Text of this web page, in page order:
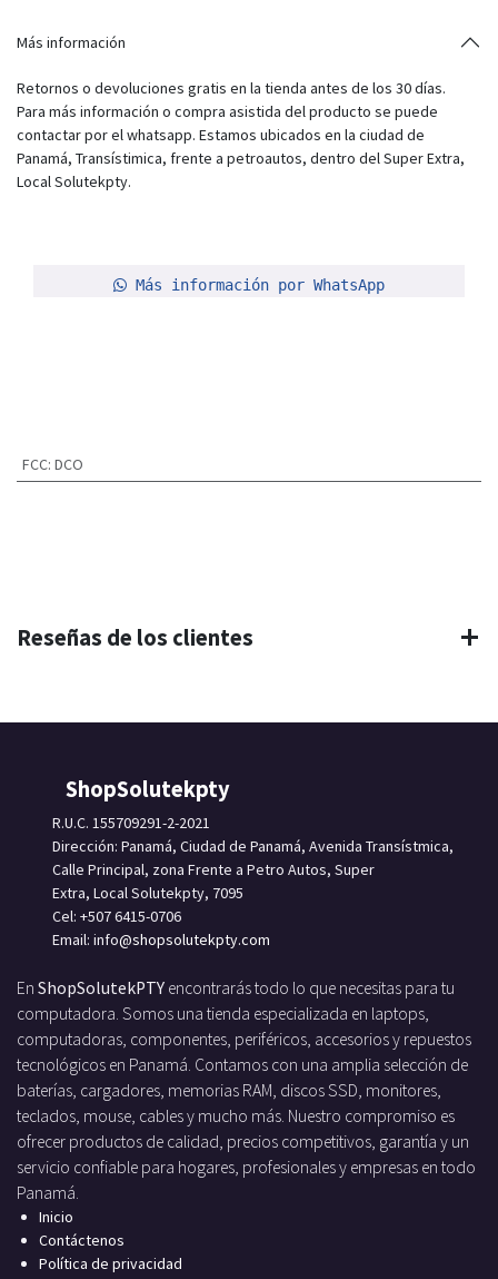
Más información
Retornos o devoluciones gratis en la tienda antes de los 30 días.
Para más información o compra asistida del producto se puede
contactar por el whatsapp. Estamos ubicados en la ciudad de
Panamá, Transístimica, frente a petroautos, dentro del Super Extra,
Local Solutekpty.
Más información por WhatsApp
FCC: DCO
Reseñas de los clientes
ShopSolutekpty
R.U.C. 155709291-2-2021
Dirección: Panamá, Ciudad de Panamá, Avenida Transístmica,
Calle Principal, zona Frente a Petro Autos, Super
Extra, Local Solutekpty, 7095
Cel: +507 6415-0706
Email: info@shopsolutekpty.com
En ShopSolutekPTY encontrarás todo lo que necesitas para tu
computadora. Somos una tienda especializada en laptops,
computadoras, componentes, periféricos, accesorios y repuestos
tecnológicos en Panamá. Contamos con una amplia selección de
baterías, cargadores, memorias RAM, discos SSD, monitores,
teclados, mouse, cables y mucho más. Nuestro compromiso es
ofrecer productos de calidad, precios competitivos, garantía y un
servicio confiable para hogares, profesionales y empresas en todo
Panamá.
Inicio
Contáctenos
Política de privacidad